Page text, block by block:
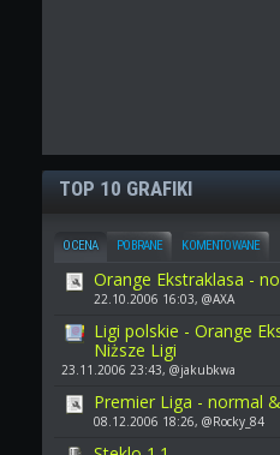
TOP 10 GRAFIKI
OCENA POBRANE KOMENTOWANE
Orange Ekstraklasa -
22.10.2006 16:03, @AXA
Ligi polskie - Orange
Niższe Ligi
23.11.2006 23:43, @jakubkwa
Premier Liga - normal
08.12.2006 18:26, @Rocky_84